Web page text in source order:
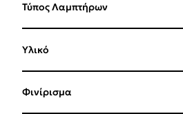
Τύπος Λαμπτήρων
Υλικό
Φινίρισμα